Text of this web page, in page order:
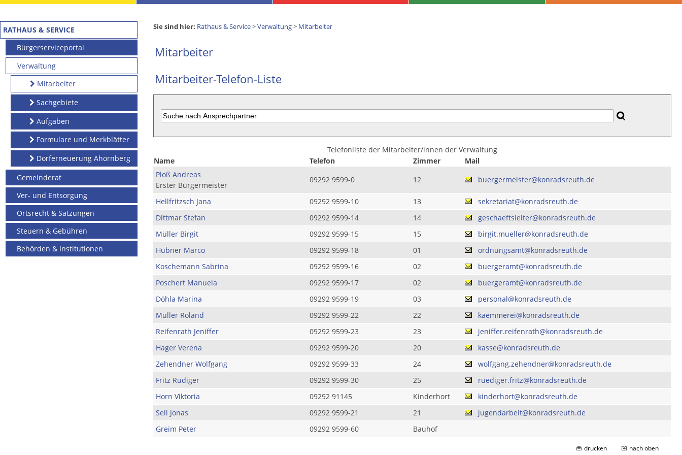
RATHAUS & SERVICE
Bürgerserviceportal
Verwaltung
Mitarbeiter
Sachgebiete
Aufgaben
Formulare und Merkblätter
Dorferneuerung Ahornberg
Gemeinderat
Ver- und Entsorgung
Ortsrecht & Satzungen
Steuern & Gebühren
Behörden & Institutionen
Sie sind hier: Rathaus & Service>Verwaltung> Mitarbeiter
Mitarbeiter
Mitarbeiter-Telefon-Liste
Telefonliste der Mitarbeiter/innen der Verwaltung
Name
Telefon Zimmer
Mail
Ploß Andreas
Erster Bürgermeister
09292 9599-0 12 buergermeister@konradsreuth.de
Hellfritzsch Jana 09292 9599-10 13
sekretariat@konradsreuth.de
Dittmar Stefan
09292 9599-14 14
geschaeftsleiter@konradsreuth.de
Müller Birgit
09292 9599-15 15
birgit.mueller@konradsreuth.de
Hübner Marco
09292 9599-18 01
ordnungsamt@konradsreuth.de
Koschemann Sabrina
09292 9599-16 02
buergeramt@konradsreuth.de
Poschert Manuela
09292 9599-17 02
buergeramt@konradsreuth.de
Döhla Marina
09292 9599-19 03
personal@konradsreuth.de
Müller Roland
09292 9599-22 22
kaemmerei@konradsreuth.de
Reifenrath Jeniffer
09292 9599-23 23
jeniffer.reifenrath@konradsreuth.de
Hager Verena
09292 9599-20 20
kasse@konradsreuth.de
Zehendner Wolfgang
09292 9599-33 24
wolfgang.zehendner@konradsreuth.de
Fritz Rüdiger
09292 9599-30 25
ruediger.fritz@konradsreuth.de
Horn Viktoria
09292 91145 Kinderhort
kinderhort@konradsreuth.de
Sell Jonas
09292 9599-21 21
jugendarbeit@konradsreuth.de
Greim Peter
09292 9599-60 Bauhof
drucken nach oben